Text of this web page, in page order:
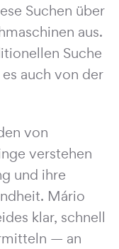
Suchen über
aus.
Suche
auch von der
von
verstehen
und ihre
Mário
klar, schnell
— an